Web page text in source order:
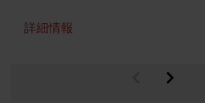
詳細情報